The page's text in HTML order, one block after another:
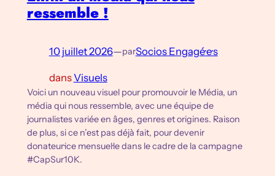
ressemble !
10 juillet 2026—parSocios Engagé·e·s
dansVisuels
Voici un nouveau visuel pour promouvoir le Média, un
média qui nous ressemble, avec une équipe de
journalistes variée en âges, genres et origines. Raison
de plus, si ce n’est pas déjà fait, pour devenir
donateur·ice mensuel·le dans le cadre de la campagne
#CapSur10K.